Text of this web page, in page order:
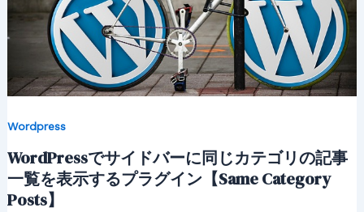
Wordpress
WordPressでサイドバーに同じカテゴリの記事
一覧を表示するプラグイン【Same Category
Posts】